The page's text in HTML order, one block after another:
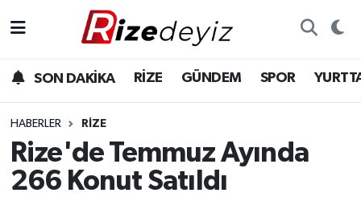
SON DAKİKA RİZE GÜNDEM SPOR
HABERLER RIZE
Rize'de Temmuz Ayında
266 Konut Satıldı
Gündem
Yurttan Haberler
Ekonomi
Rize Hava Durumu
Rize Trafik Yoğunluk Haritası
Süper Lig Puan Durumu ve Fikstür